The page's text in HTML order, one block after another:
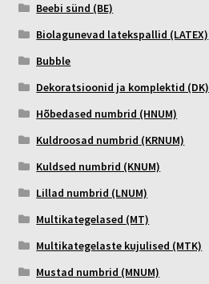
Beebi sünd (BE)
Biolagunevad latekspallid (LATEX)
Bubble
Dekoratsioonid ja komplektid (DK)
Hõbedased numbrid (HNUM)
Kuldroosad numbrid (KRNUM)
Kuldsed numbrid (KNUM)
Lillad numbrid (LNUM)
Multikategelased (MT)
Multikategelaste kujulised (MTK)
Mustad numbrid (MNUM)